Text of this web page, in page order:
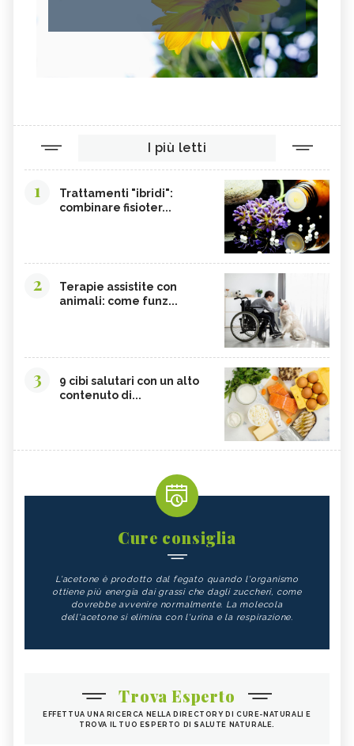
I più letti
1
Trattamenti "ibridi":
combinare fisioter...
2
Terapie assistite con
animali: come funz...
3
9 cibi salutari con un alto
contenuto di...
Cure consiglia
L'acetone è prodotto dal fegato quando l'organismo
ottiene più energia dai grassi che dagli zuccheri, come
dovrebbe avvenire normalmente. La molecola
dell'acetone si elimina con l'urina e la respirazione.
Trova Esperto
EFFETTUA UNA RICERCA NELLA DIRECTORY DI CURE-NATURALI E
TROVA IL TUO ESPERTO DI SALUTE NATURALE.